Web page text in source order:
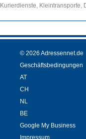
Kurierdienste, Kleintransporte,
© 2026 Adressennet.de
Geschäftsbedingungen
AT
CH
NL
BE
Google My Business
Impressum